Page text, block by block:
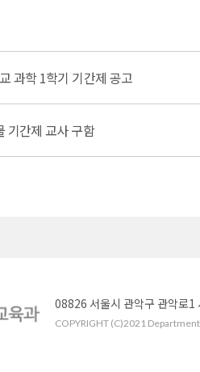
과학 1학기 기간제 공고
기간제 교사 구함
08826 서울시 관악구 관악로
COPYRIGHT (C)2021